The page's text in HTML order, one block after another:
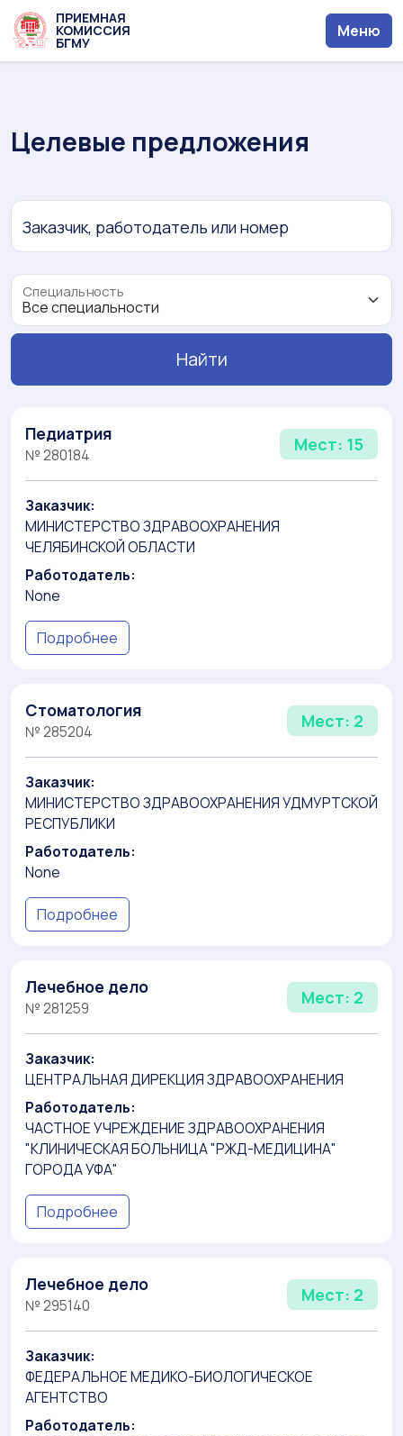
ПРИЕМНАЯ
КОМИССИЯ
БГМУ
Меню
Целевые предложения
Заказчик, работодатель или номер
Специальность
Найти
Педиатрия
№ 280184
Мест: 15
Заказчик:
МИНИСТЕРСТВО ЗДРАВООХРАНЕНИЯ
ЧЕЛЯБИНСКОЙ ОБЛАСТИ
Работодатель:
None
Подробнее
Стоматология
№ 285204
Мест: 2
Заказчик:
МИНИСТЕРСТВО ЗДРАВООХРАНЕНИЯ УДМУРТСКОЙ
РЕСПУБЛИКИ
Работодатель:
None
Подробнее
Лечебное дело
№ 281259
Мест: 2
Заказчик:
ЦЕНТРАЛЬНАЯ ДИРЕКЦИЯ ЗДРАВООХРАНЕНИЯ
Работодатель:
ЧАСТНОЕ УЧРЕЖДЕНИЕ ЗДРАВООХРАНЕНИЯ
"КЛИНИЧЕСКАЯ БОЛЬНИЦА "РЖД-МЕДИЦИНА"
ГОРОДА УФА"
Подробнее
Лечебное дело
№ 295140
Мест: 2
Заказчик:
ФЕДЕРАЛЬНОЕ МЕДИКО-БИОЛОГИЧЕСКОЕ
АГЕНТСТВО
Работодатель: